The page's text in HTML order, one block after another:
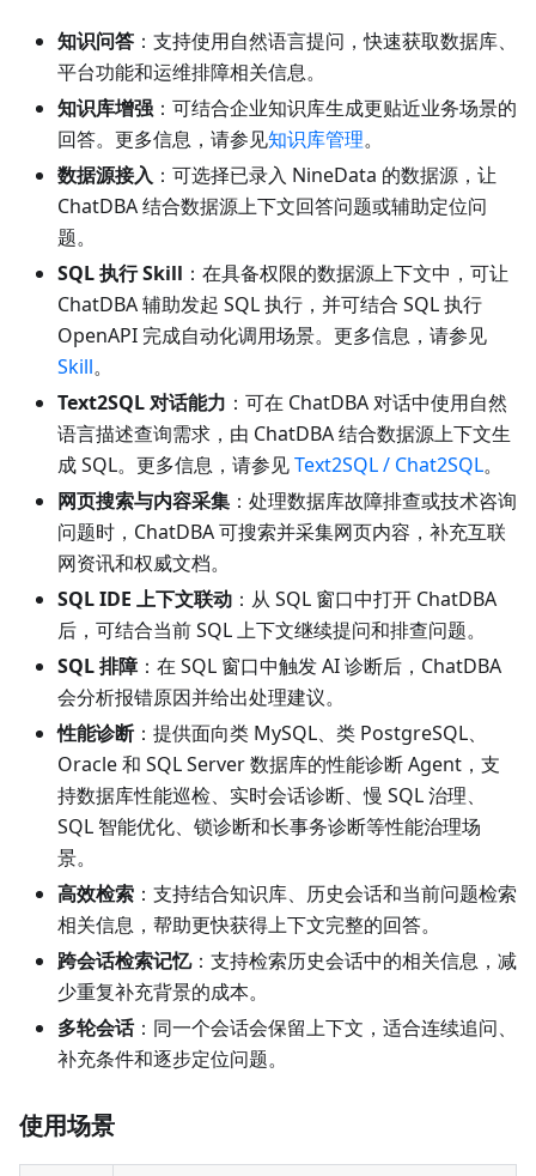
知识问答 ：支持使用自然语言提问，快速获取数据库、
平台功能和运维排障相关信息。
知识库增强 ：可结合企业知识库生成更贴近业务场景的
回答。更多信息，请参见知识库管理。
数据源接入 ：可选择已录入 NineData 的数据源，让
ChatDBA 结合数据源上下文回答问题或辅助定位问
题。
SQL 执行 Skill ：在具备权限的数据源上下文中，可让
ChatDBA 辅助发起 SQL 执行，并可结合 SQL 执行
OpenAPI 完成自动化调用场景。更多信息，请参见
Skill。
Text2SQL 对话能力 ：可在 ChatDBA 对话中使用自然
语言描述查询需求，由 ChatDBA 结合数据源上下文生
成 SQL。更多信息，请参见Text2SQL / Chat2SQL。
网页搜索与内容采集 ：处理数据库故障排查或技术咨询
问题时，ChatDBA 可搜索并采集网页内容，补充互联
网资讯和权威文档。
SQL IDE 上下文联动 ：从 SQL 窗口中打开 ChatDBA
后，可结合当前 SQL 上下文继续提问和排查问题。
SQL 排障：在 SQL 窗口中触发 AI 诊断后，ChatDBA
会分析报错原因并给出处理建议。
性能诊断：提供面向类 MySQL、类 PostgreSQL、
Oracle 和 SQL Server 数据库的性能诊断 Agent，支
持数据库性能巡检、实时会话诊断、慢 SQL 治理、
SQL 智能优化、锁诊断和长事务诊断等性能治理场
景。
高效检索 ：支持结合知识库、历史会话和当前问题检索
相关信息，帮助更快获得上下文完整的回答。
跨会话检索记忆：支持检索历史会话中的相关信息，减
少重复补充背景的成本。
多轮会话：同一个会话会保留上下文，适合连续追问、
补充条件和逐步定位问题。
使用场景